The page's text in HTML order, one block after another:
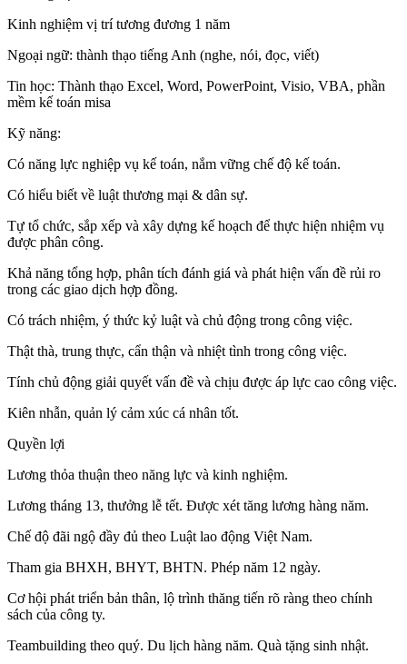
Kinh nghiệm vị trí tương đương 1 năm
Ngoại ngữ: thành thạo tiếng Anh (nghe, nói, đọc, viết)
Tin học: Thành thạo Excel, Word, PowerPoint, Visio, VBA, phần
mềm kế toán misa
Kỹ năng:
Có năng lực nghiệp vụ kế toán, nắm vững chế độ kế toán.
Có hiểu biết về luật thương mại & dân sự.
Tự tổ chức, sắp xếp và xây dựng kế hoạch để thực hiện nhiệm vụ
được phân công.
Khả năng tổng hợp, phân tích đánh giá và phát hiện vấn đề rủi ro
trong các giao dịch hợp đồng.
Có trách nhiệm, ý thức kỷ luật và chủ động trong công việc.
Thật thà, trung thực, cẩn thận và nhiệt tình trong công việc.
Tính chủ động giải quyết vấn đề và chịu được áp lực cao công việc.
Kiên nhẫn, quản lý cảm xúc cá nhân tốt.
Quyền lợi
Lương thỏa thuận theo năng lực và kinh nghiệm.
Lương tháng 13, thưởng lễ tết. Được xét tăng lương hàng năm.
Chế độ đãi ngộ đầy đủ theo Luật lao động Việt Nam.
Tham gia BHXH, BHYT, BHTN. Phép năm 12 ngày.
Cơ hội phát triển bản thân, lộ trình thăng tiến rõ ràng theo chính
sách của công ty.
Teambuilding theo quý. Du lịch hàng năm. Quà tặng sinh nhật.